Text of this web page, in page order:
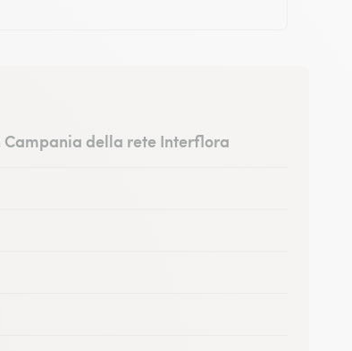
Campania della rete Interflora